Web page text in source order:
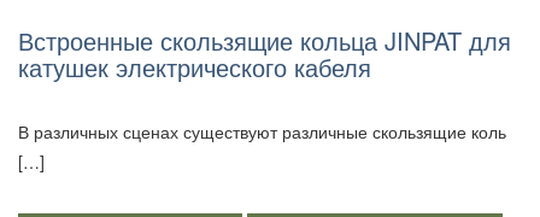
Встроенные скользящие кольца JINPAT для
катушек электрического кабеля
В различных сценах существуют различные скользящие коль
[…]